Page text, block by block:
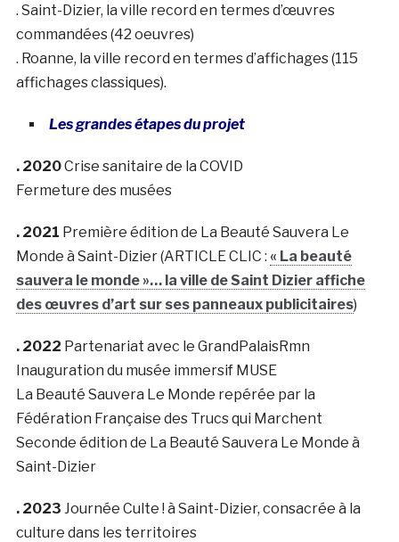
. Saint-Dizier, la ville record en termes d’œuvres
commandées (42 oeuvres)
. Roanne, la ville record en termes d’affichages (115
affichages classiques).
Les grandes étapes du projet
. 2020Crise sanitaire de la COVID
Fermeture des musées
. 2021 Première édition de La Beauté Sauvera Le
Monde à Saint-Dizier (ARTICLE CLIC : « La beauté
sauvera le monde »… la ville de Saint Dizier affiche
des œuvres d’art sur ses panneaux publicitaires)
. 2022 Partenariat avec le GrandPalaisRmn
Inauguration du musée immersif MUSE
La Beauté Sauvera Le Monde repérée par la
Fédération Française des Trucs qui Marchent
Seconde édition de La Beauté Sauvera Le Monde à
Saint-Dizier
. 2023 Journée Culte ! à Saint-Dizier, consacrée à la
culture dans les territoires